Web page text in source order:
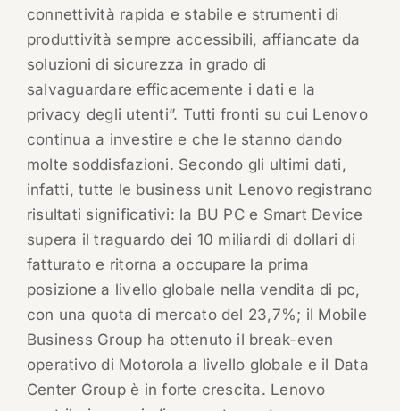
connettività rapida e stabile e strumenti di
produttività sempre accessibili, affiancate da
soluzioni di sicurezza in grado di
salvaguardare efficacemente i dati e la
privacy degli utenti”. Tutti fronti su cui Lenovo
continua a investire e che le stanno dando
molte soddisfazioni. Secondo gli ultimi dati,
infatti, tutte le business unit Lenovo registrano
risultati significativi: la BU PC e Smart Device
supera il traguardo dei 10 miliardi di dollari di
fatturato e ritorna a occupare la prima
posizione a livello globale nella vendita di pc,
con una quota di mercato del 23,7%; il Mobile
Business Group ha ottenuto il break-even
operativo di Motorola a livello globale e il Data
Center Group è in forte crescita. Lenovo